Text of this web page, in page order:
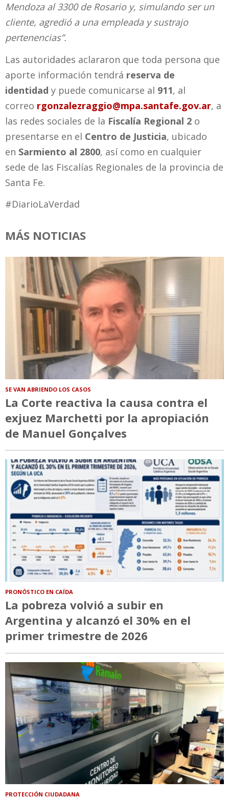
Mendoza al 3300 de Rosario y, simulando ser un
cliente, agredió a una empleada y sustrajo
pertenencias”.
Las autoridades aclararon que toda persona que
aporte información tendrá reserva de
identidad y puede comunicarse al 911, al
correo rgonzalezraggio@mpa.santafe.gov.ar, a
las redes sociales de la Fiscalía Regional 2 o
presentarse en el Centro de Justicia, ubicado
en Sarmiento al 2800, así como en cualquier
sede de las Fiscalías Regionales de la provincia de
Santa Fe.
#DiarioLaVerdad
MÁS NOTICIAS
SE VAN ABRIENDO LOS CASOS
La Corte reactiva la causa contra el
exjuez Marchetti por la apropiación
de Manuel Gonçalves
PRONÓSTICO EN CAÍDA
La pobreza volvió a subir en
Argentina y alcanzó el 30% en el
primer trimestre de 2026
PROTECCIÓN CIUDADANA